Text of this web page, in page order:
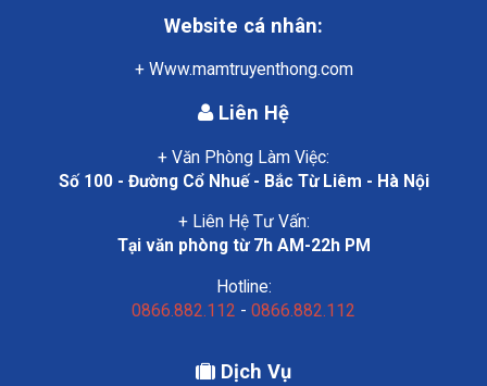
Website cá nhân:
+ Www.mamtruyenthong.com
Liên Hệ
+ Văn Phòng Làm Việc:
Số 100 - Đường Cổ Nhuế - Bắc Từ Liêm - Hà Nội
+ Liên Hệ Tư Vấn:
Tại văn phòng từ 7h AM-22h PM
Hotline:
0866.882.112 - 0866.882.112
Dịch Vụ